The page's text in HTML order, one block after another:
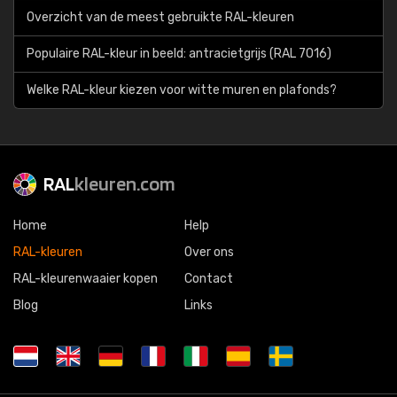
Overzicht van de meest gebruikte RAL-kleuren
Populaire RAL-kleur in beeld: antracietgrijs (RAL 7016)
Welke RAL-kleur kiezen voor witte muren en plafonds?
RALkleuren.com
Home
RAL-kleuren
RAL-kleurenwaaier kopen
Blog
Help
Over ons
Contact
Links